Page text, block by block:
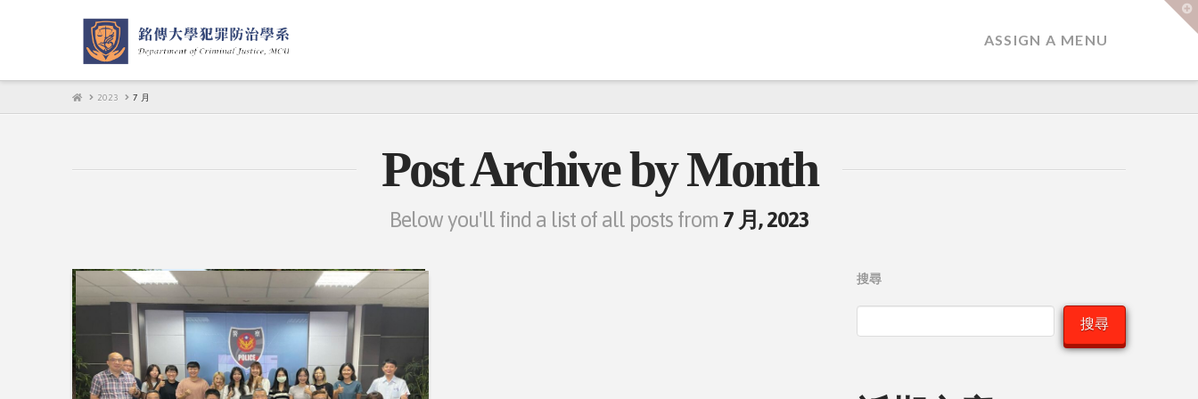
ASSIGN A MENU
HOME
2023 7 月
Post Archive by Month
Below you'll find a list of all posts from 7 月, 2023
搜尋
搜尋